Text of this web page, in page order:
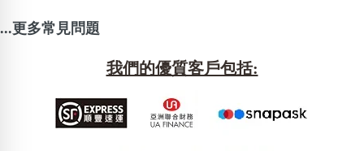
...更多常見問題
我們的優質客戶包括: